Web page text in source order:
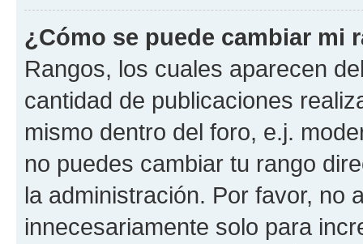
¿Cómo se puede cambiar mi
Rangos, los cuales aparecen
cantidad de publicaciones
mismo dentro del foro, e.j.
no puedes cambiar tu rango
la administración. Por favor, no
innecesariamente solo para